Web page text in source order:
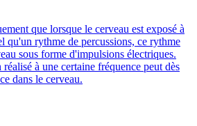
que lorsque le cerveau est exposé à
qu'un rythme de percussions, ce rythme
sous forme d'impulsions électriques.
à une certaine fréquence peut dès
dans le cerveau.